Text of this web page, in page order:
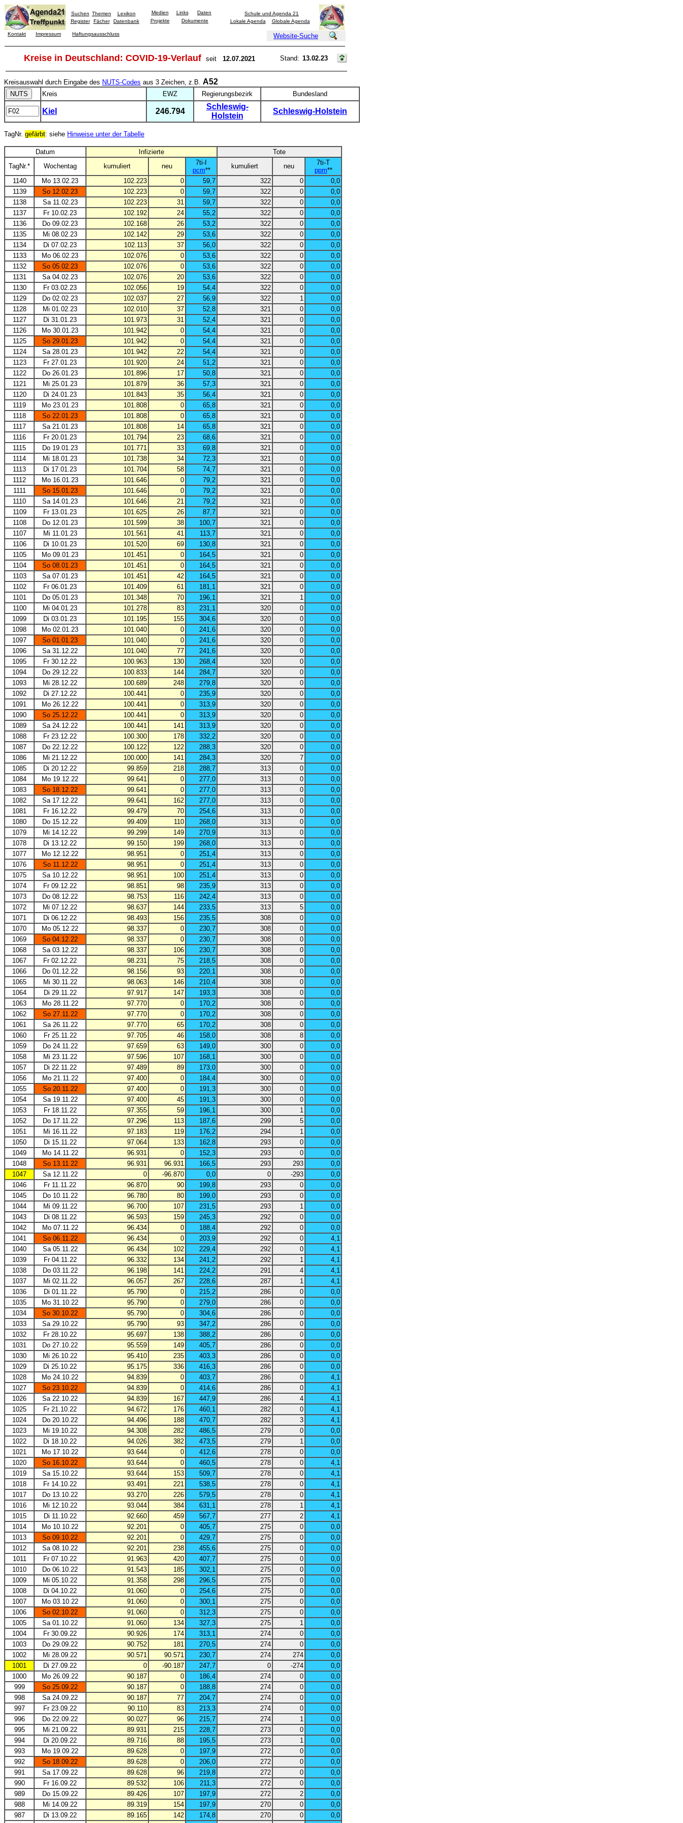
Suchen Themen
Lexikon
Register
Fächer Datenbank
Medien Links
Daten
Projekte
Dokumente
Schule und Agenda 21
Lokale Agenda
Globale Agenda
Kontakt Impressum Haftungsausschluss Website-Suche
Kreise in Deutschland: COVID-19-Verlauf seit 12.07.2021 Stand: 13.02.23
Kreisauswahl durch Eingabe des NUTS-Codes aus 3 Zeichen, z.B. A52
Kreis EWZ Regierungsbezirk Bundesland
Kiel 246.794
Schleswig-
Holstein
Schleswig-Holstein
TagNr. gefärbt: siehe Hinweise unter der Tabelle
Datum Infizierte
Tote
TagNr.*
Wochentag kumuliert neu
7ti-I
pcm**
kumuliert neu
7ti-T
ppm**
1140
Mo 13.02.23 102.223 0 59,7 322 0
0,0
1139
So 12.02.23 102.223 0 59,7 322 0
0,0
1138
Sa 11.02.23 102.223 31 59,7 322 0
0,0
1137
Fr 10.02.23 102.192 24 55,2 322 0
0,0
1136
Do 09.02.23 102.168 26 53,2 322 0
0,0
1135
Mi 08.02.23 102.142 29 53,6 322 0
0,0
1134
Di 07.02.23 102.113 37 56,0 322 0
0,0
1133
Mo 06.02.23 102.076 0 53,6 322 0
0,0
1132
So 05.02.23 102.076 0 53,6 322 0
0,0
1131
Sa 04.02.23 102.076 20 53,6 322 0
0,0
1130
Fr 03.02.23 102.056 19 54,4 322 0
0,0
1129
Do 02.02.23 102.037 27 56,9 322 1
0,0
1128
Mi 01.02.23 102.010 37 52,8 321 0
0,0
1127
Di 31.01.23 101.973 31 52,4 321 0
0,0
1126
Mo 30.01.23 101.942 0 54,4 321 0
0,0
1125
So 29.01.23 101.942 0 54,4 321 0
0,0
1124
Sa 28.01.23 101.942 22 54,4 321 0
0,0
1123
Fr 27.01.23 101.920 24 51,2 321 0
0,0
1122
Do 26.01.23 101.896 17 50,8 321 0
0,0
1121
Mi 25.01.23 101.879 36 57,3 321 0
0,0
1120
Di 24.01.23 101.843 35 56,4 321 0
0,0
1119
Mo 23.01.23 101.808 0 65,8 321 0
0,0
1118
So 22.01.23 101.808 0 65,8 321 0
0,0
1117
Sa 21.01.23 101.808 14 65,8 321 0
0,0
1116
Fr 20.01.23 101.794 23 68,6 321 0
0,0
1115
Do 19.01.23 101.771 33 69,8 321 0
0,0
1114
Mi 18.01.23 101.738 34 72,3 321 0
0,0
1113
Di 17.01.23 101.704 58 74,7 321 0
0,0
1112
Mo 16.01.23 101.646 0 79,2 321 0
0,0
1111
So 15.01.23 101.646 0 79,2 321 0
0,0
1110
Sa 14.01.23 101.646 21 79,2 321 0
0,0
1109
Fr 13.01.23 101.625 26 87,7 321 0
0,0
1108
Do 12.01.23 101.599 38 100,7 321 0
0,0
1107
Mi 11.01.23 101.561 41 113,7 321 0
0,0
1106
Di 10.01.23 101.520 69 130,8 321 0
0,0
1105
Mo 09.01.23 101.451 0 164,5 321 0
0,0
1104
So 08.01.23 101.451 0 164,5 321 0
0,0
1103
Sa 07.01.23 101.451 42 164,5 321 0
0,0
1102
Fr 06.01.23 101.409 61 181,1 321 0
0,0
1101
Do 05.01.23 101.348 70 196,1 321 1
0,0
1100
Mi 04.01.23 101.278 83 231,1 320 0
0,0
1099
Di 03.01.23 101.195 155 304,6 320 0
0,0
1098
Mo 02.01.23 101.040 0 241,6 320 0
0,0
1097
So 01.01.23 101.040 0 241,6 320 0
0,0
1096
Sa 31.12.22 101.040 77 241,6 320 0
0,0
1095
Fr 30.12.22 100.963 130 268,4 320 0
0,0
1094
Do 29.12.22 100.833 144 284,7 320 0
0,0
1093
Mi 28.12.22 100.689 248 279,8 320 0
0,0
1092
Di 27.12.22 100.441 0 235,9 320 0
0,0
1091
Mo 26.12.22 100.441 0 313,9 320 0
0,0
1090
So 25.12.22 100.441 0 313,9 320 0
0,0
1089
Sa 24.12.22 100.441 141 313,9 320 0
0,0
1088
Fr 23.12.22 100.300 178 332,2 320 0
0,0
1087
Do 22.12.22 100.122 122 288,3 320 0
0,0
1086
Mi 21.12.22 100.000 141 284,3 320 7
0,0
1085
Di 20.12.22 99.859 218 288,7 313 0
0,0
1084
Mo 19.12.22 99.641 0 277,0 313 0
0,0
1083
So 18.12.22 99.641 0 277,0 313 0
0,0
1082
Sa 17.12.22 99.641 162 277,0 313 0
0,0
1081
Fr 16.12.22 99.479 70 254,6 313 0
0,0
1080
Do 15.12.22 99.409 110 268,0 313 0
0,0
1079
Mi 14.12.22 99.299 149 270,9 313 0
0,0
1078
Di 13.12.22 99.150 199 268,0 313 0
0,0
1077
Mo 12.12.22 98.951 0 251,4 313 0
0,0
1076
So 11.12.22 98.951 0 251,4 313 0
0,0
1075
Sa 10.12.22 98.951 100 251,4 313 0
0,0
1074
Fr 09.12.22 98.851 98 235,9 313 0
0,0
1073
Do 08.12.22 98.753 116 242,4 313 0
0,0
1072
Mi 07.12.22 98.637 144 233,5 313 5
0,0
1071
Di 06.12.22 98.493 156 235,5 308 0
0,0
1070
Mo 05.12.22 98.337 0 230,7 308 0
0,0
1069
So 04.12.22 98.337 0 230,7 308 0
0,0
1068
Sa 03.12.22 98.337 106 230,7 308 0
0,0
1067
Fr 02.12.22 98.231 75 218,5 308 0
0,0
1066
Do 01.12.22 98.156 93 220,1 308 0
0,0
1065
Mi 30.11.22 98.063 146 210,4 308 0
0,0
1064
Di 29.11.22 97.917 147 193,3 308 0
0,0
1063
Mo 28.11.22 97.770 0 170,2 308 0
0,0
1062
So 27.11.22 97.770 0 170,2 308 0
0,0
1061
Sa 26.11.22 97.770 65 170,2 308 0
0,0
1060
Fr 25.11.22 97.705 46 158,0 308 8
0,0
1059
Do 24.11.22 97.659 63 149,0 300 0
0,0
1058
Mi 23.11.22 97.596 107 168,1 300 0
0,0
1057
Di 22.11.22 97.489 89 173,0 300 0
0,0
1056
Mo 21.11.22 97.400 0 184,4 300 0
0,0
1055
So 20.11.22 97.400 0 191,3 300 0
0,0
1054
Sa 19.11.22 97.400 45 191,3 300 0
0,0
1053
Fr 18.11.22 97.355 59 196,1 300 1
0,0
1052
Do 17.11.22 97.296 113 187,6 299 5
0,0
1051
Mi 16.11.22 97.183 119 176,2 294 1
0,0
1050
Di 15.11.22 97.064 133 162,8 293 0
0,0
1049
Mo 14.11.22 96.931 0 152,3 293 0
0,0
1048
So 13.11.22 96.931 96.931 166,5 293 293
0,0
1047
Sa 12.11.22 0 -96.870 0,0 0 -293
0,0
1046
Fr 11.11.22 96.870 90 199,8 293 0
0,0
1045
Do 10.11.22 96.780 80 199,0 293 0
0,0
1044
Mi 09.11.22 96.700 107 231,5 293 1
0,0
1043
Di 08.11.22 96.593 159 245,3 292 0
0,0
1042
Mo 07.11.22 96.434 0 188,4 292 0
0,0
1041
So 06.11.22 96.434 0 203,9 292 0
4,1
1040
Sa 05.11.22 96.434 102 229,4 292 0
4,1
1039
Fr 04.11.22 96.332 134 241,2 292 1
4,1
1038
Do 03.11.22 96.198 141 224,2 291 4
4,1
1037
Mi 02.11.22 96.057 267 228,6 287 1
4,1
1036
Di 01.11.22 95.790 0 215,2 286 0
0,0
1035
Mo 31.10.22 95.790 0 279,0 286 0
0,0
1034
So 30.10.22 95.790 0 304,6 286 0
0,0
1033
Sa 29.10.22 95.790 93 347,2 286 0
0,0
1032
Fr 28.10.22 95.697 138 388,2 286 0
0,0
1031
Do 27.10.22 95.559 149 405,7 286 0
0,0
1030
Mi 26.10.22 95.410 235 403,3 286 0
0,0
1029
Di 25.10.22 95.175 336 416,3 286 0
0,0
1028
Mo 24.10.22 94.839 0 403,7 286 0
4,1
1027
So 23.10.22 94.839 0 414,6 286 0
4,1
1026
Sa 22.10.22 94.839 167 447,9 286 4
4,1
1025
Fr 21.10.22 94.672 176 460,1 282 0
4,1
1024
Do 20.10.22 94.496 188 470,7 282 3
4,1
1023
Mi 19.10.22 94.308 282 486,5 279 0
0,0
1022
Di 18.10.22 94.026 382 473,5 279 1
0,0
1021
Mo 17.10.22 93.644 0 412,6 278 0
0,0
1020
So 16.10.22 93.644 0 460,5 278 0
4,1
1019
Sa 15.10.22 93.644 153 509,7 278 0
4,1
1018
Fr 14.10.22 93.491 221 538,5 278 0
4,1
1017
Do 13.10.22 93.270 226 579,5 278 0
4,1
1016
Mi 12.10.22 93.044 384 631,1 278 1
4,1
1015
Di 11.10.22 92.660 459 567,7 277 2
4,1
1014
Mo 10.10.22 92.201 0 405,7 275 0
0,0
1013
So 09.10.22 92.201 0 429,7 275 0
0,0
1012
Sa 08.10.22 92.201 238 455,6 275 0
0,0
1011
Fr 07.10.22 91.963 420 407,7 275 0
0,0
1010
Do 06.10.22 91.543 185 302,1 275 0
0,0
1009
Mi 05.10.22 91.358 298 296,5 275 0
0,0
1008
Di 04.10.22 91.060 0 254,6 275 0
0,0
1007
Mo 03.10.22 91.060 0 300,1 275 0
0,0
1006
So 02.10.22 91.060 0 312,3 275 0
0,0
1005
Sa 01.10.22 91.060 134 327,3 275 1
0,0
1004
Fr 30.09.22 90.926 174 313,1 274 0
0,0
1003
Do 29.09.22 90.752 181 270,5 274 0
0,0
1002
Mi 28.09.22 90.571 90.571 230,7 274 274
0,0
1001
Di 27.09.22 0 -90.187 247,7 0 -274
0,0
1000
Mo 26.09.22 90.187 0 186,4 274 0
0,0
999
So 25.09.22 90.187 0 188,8 274 0
0,0
998
Sa 24.09.22 90.187 77 204,7 274 0
0,0
997
Fr 23.09.22 90.110 83 213,3 274 0
0,0
996
Do 22.09.22 90.027 96 215,7 274 1
0,0
995
Mi 21.09.22 89.931 215 228,7 273 0
0,0
994
Di 20.09.22 89.716 88 195,5 273 1
0,0
993
Mo 19.09.22 89.628 0 197,9 272 0
0,0
992
So 18.09.22 89.628 0 206,0 272 0
0,0
991
Sa 17.09.22 89.628 96 219,8 272 0
0,0
990
Fr 16.09.22 89.532 106 211,3 272 0
0,0
989
Do 15.09.22 89.426 107 197,9 272 2
0,0
988
Mi 14.09.22 89.319 154 197,9 270 0
0,0
987
Di 13.09.22 89.165 142 174,8 270 0
0,0